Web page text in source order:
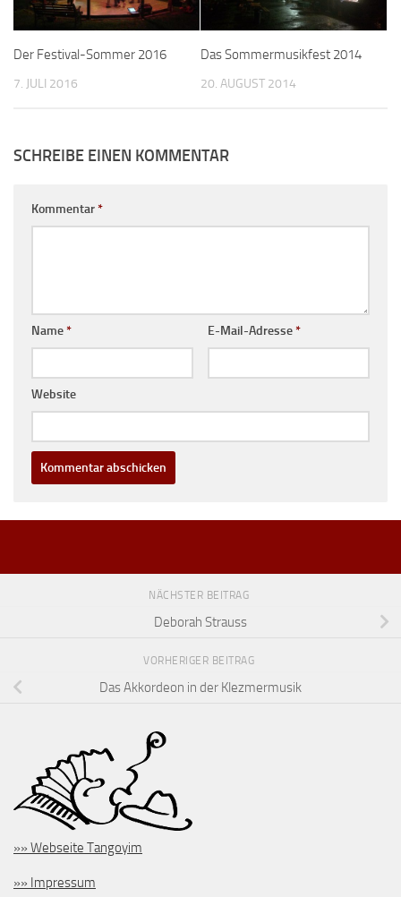
Der Festival-Sommer 2016
7. JULI 2016
Das Sommermusikfest 2014
20. AUGUST 2014
SCHREIBE EINEN KOMMENTAR
Kommentar*
Name* E-Mail-Adresse*
Website
NÄCHSTER BEITRAG
Deborah Strauss
VORHERIGER BEITRAG
Das Akkordeon in der Klezmermusik
»» Webseite Tangoyim
»» Impressum